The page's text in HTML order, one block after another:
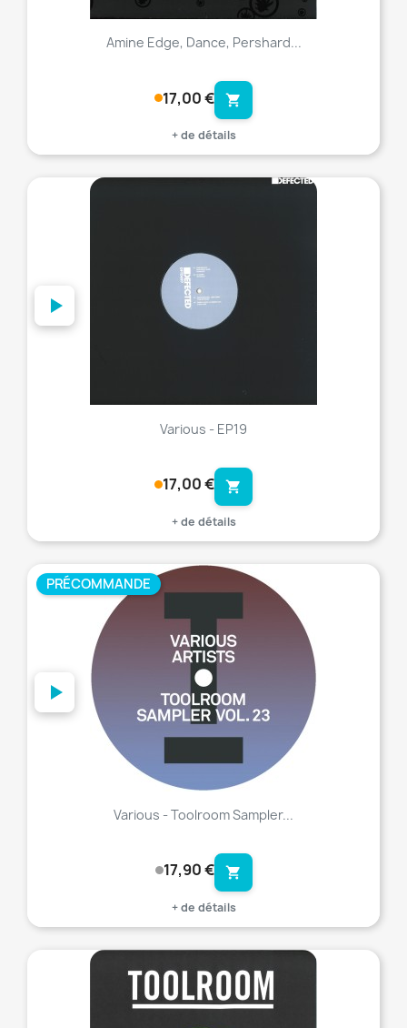
Amine Edge, Dance, Pershard...
17,00 € shopping_cart
+ de détails
Various - EP19
17,00 € shopping_cart
+ de détails
Various - Toolroom Sampler...
17,90 € shopping_cart
+ de détails
PRÉCOMMANDE